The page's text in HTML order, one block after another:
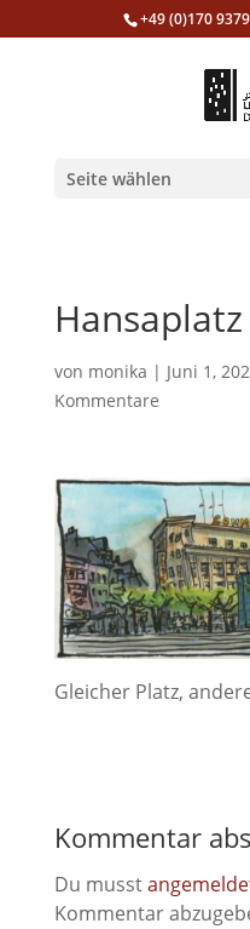
+49 (0)170
Seite wählen
Hansaplatz
von monika | Juni 1,
Kommentare
Gleicher Platz,
Kommentar
Du musst
Kommentar